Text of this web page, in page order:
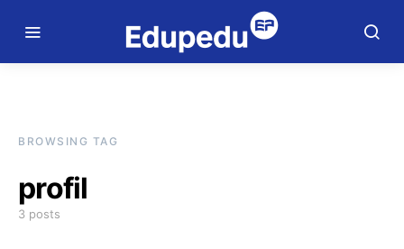
BROWSING TAG
profil
3 posts